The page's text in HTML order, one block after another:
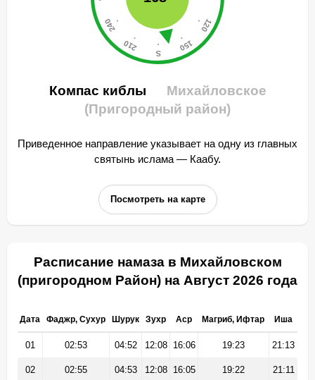
Компас киблы
Михайловское
(Пригородный район)
Приведенное направление указывает на одну из главных
святынь ислама — Каабу.
Посмотреть на карте
Расписание намаза в Михайловском
(пригородном Район) на Август 2026 года
Дата Фаджр, Сухур Шурук Зухр Аср Магриб, Ифтар Иша
01 02:53 04:52 12:08 16:06 19:23 21:13
02 02:55 04:53 12:08 16:05 19:22 21:11